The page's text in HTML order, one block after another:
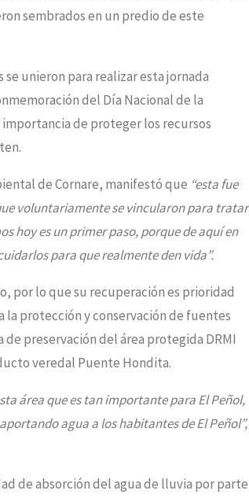
sembrados en un predio de este
unieron para realizar esta jornada
del Día Nacional de la
de proteger los recursos
de Cornare, manifestó que “esta fue
voluntariamente se vincularon para tratar
hoy es un primer paso, porque de aquí en
para que realmente den vida”.
por lo que su recuperación es prioridad
la protección y conservación de fuentes
preservación del área protegida DRMI
veredal Puente Hondita.
área que es tan importante para El Peñol,
agua a los habitantes de El Peñol”,
de absorción del agua de lluvia por parte